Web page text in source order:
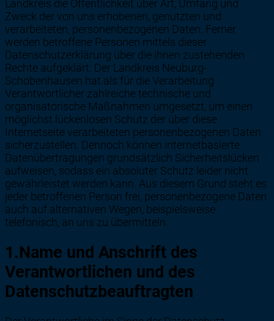
Landkreis die Öffentlichkeit über Art, Umfang und
Zweck der von uns erhobenen, genutzten und
verarbeiteten, personenbezogenen Daten. Ferner
werden betroffene Personen mittels dieser
Datenschutzerklärung über die ihnen zustehenden
Rechte aufgeklärt. Der Landkreis Neuburg-
Schobenhausen hat als für die Verarbeitung
Verantwortlicher zahlreiche technische und
organisatorische Maßnahmen umgesetzt, um einen
möglichst lückenlosen Schutz der über diese
Internetseite verarbeiteten personenbezogenen Daten
sicherzustellen. Dennoch können internetbasierte
Datenübertragungen grundsätzlich Sicherheitslücken
aufweisen, sodass ein absoluter Schutz leider nicht
gewährleistet werden kann. Aus diesem Grund steht es
jeder betroffenen Person frei, personenbezogene Daten
auch auf alternativen Wegen, beispielsweise
telefonisch, an uns zu übermitteln.
1.Name und Anschrift des
Verantwortlichen und des
Datenschutzbeauftragten